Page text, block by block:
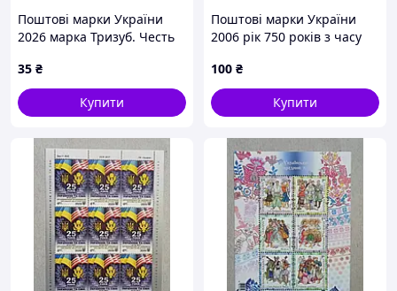
Поштові марки України
2026 марка Тризуб. Честь
35 ₴
Купити
Поштові марки України
2006 рік 750 років з часу
100 ₴
Купити